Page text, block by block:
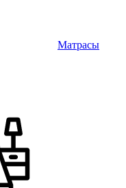
Матрасы